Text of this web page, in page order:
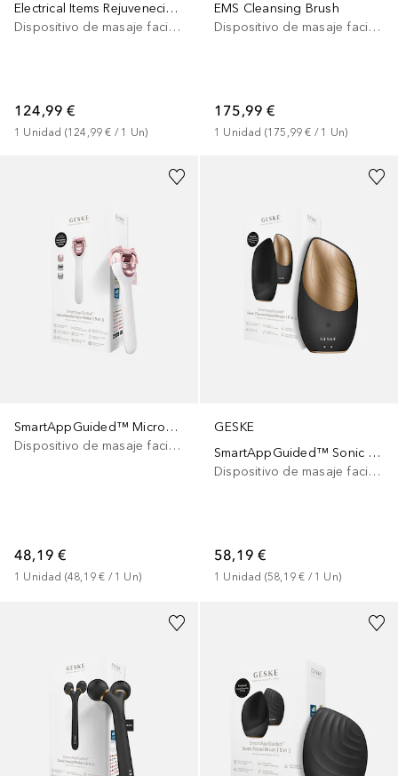
Electrical Items Rejuvenecimiento Facial Y Corporal
Dispositivo de masaje facial eléctrico
124,99 €
1 Unidad (124,99 € / 1 Un)
EMS Cleansing Brush
Dispositivo de masaje facial eléctrico
175,99 €
1 Unidad (175,99 € / 1 Un)
SmartAppGuided™ MicroNeedle Face Roller 9 in 1
Dispositivo de masaje facial eléctrico
48,19 €
1 Unidad (48,19 € / 1 Un)
GESKE
SmartAppGuided™ Sonic Thermo Facial Brush | 6 in 1
Dispositivo de masaje facial eléctrico
58,19 €
1 Unidad (58,19 € / 1 Un)